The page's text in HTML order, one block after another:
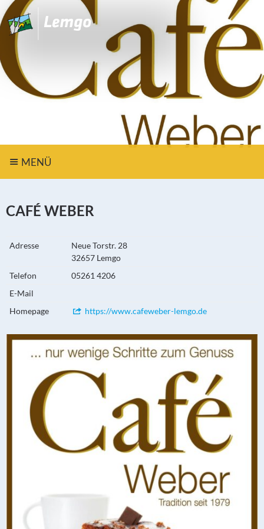
MENÜ
CAFÉ WEBER
Adresse
Neue Torstr. 28
32657 Lemgo
Telefon
05261 4206
E-Mail
Homepage
https://www.cafeweber-lemgo.de